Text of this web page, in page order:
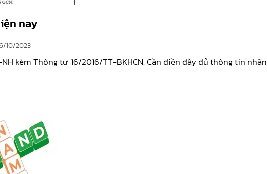
nay
10/2023
kèm Thông tư 16/2016/TT-BKHCN. Cần điền đầy đủ thông tin nhãn